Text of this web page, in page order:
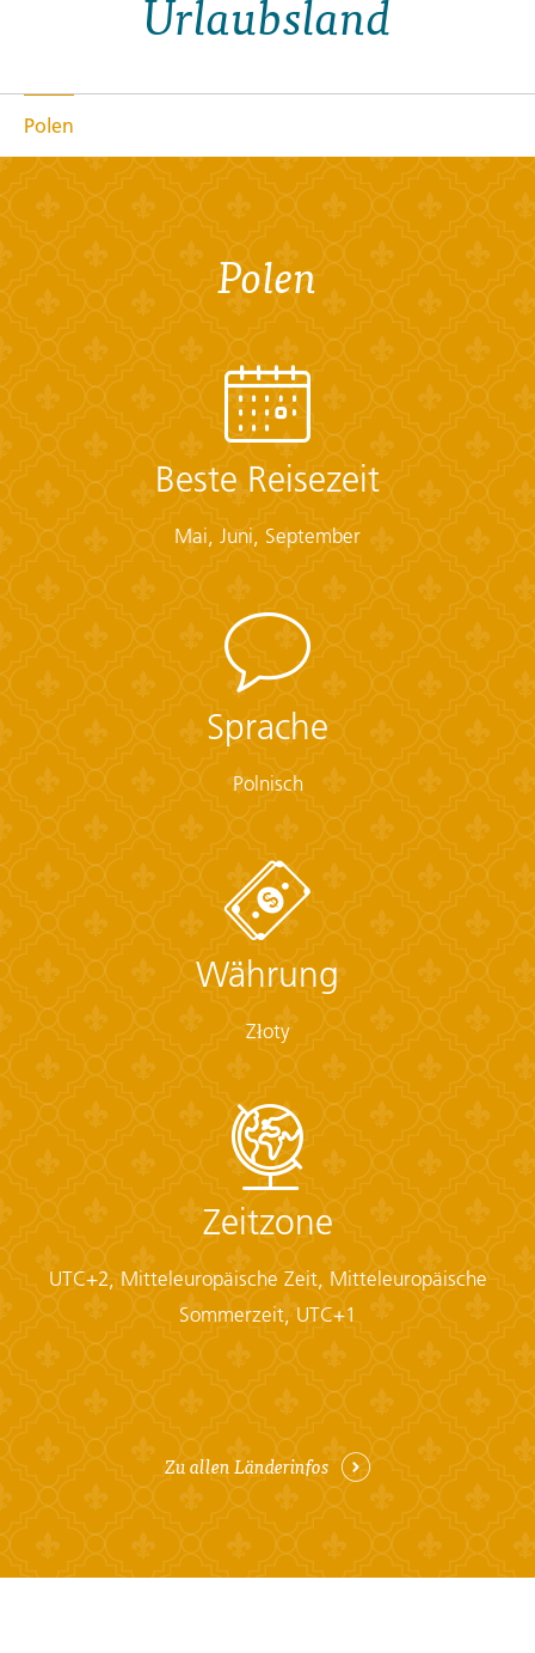
Urlaubsland
Polen
Polen
Beste Reisezeit
Mai, Juni, September
Sprache
Polnisch
Währung
Złoty
Zeitzone
UTC+2, Mitteleuropäische Zeit, Mitteleuropäische
Sommerzeit, UTC+1
Zu allen Länderinfos